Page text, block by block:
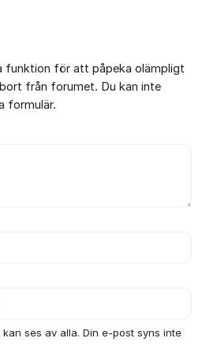
funktion för att påpeka olämpligt
från forumet. Du kan inte
formulär.
ses av alla. Din e-post syns inte